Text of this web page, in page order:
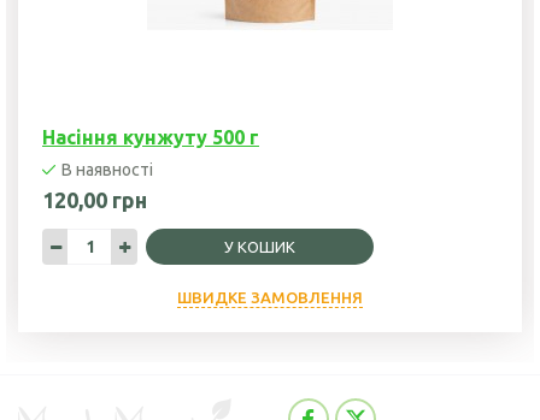
Насіння кунжуту 500 г
В наявності
120,00 грн
У КОШИК
ШВИДКЕ ЗАМОВЛЕННЯ